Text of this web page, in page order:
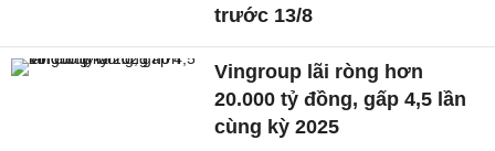
trước 13/8
Vingroup lãi ròng hơn
20.000 tỷ đồng, gấp 4,5 lần
cùng kỳ 2025